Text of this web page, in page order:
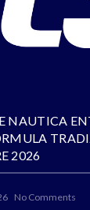
NAUTICA
2026
No Comments